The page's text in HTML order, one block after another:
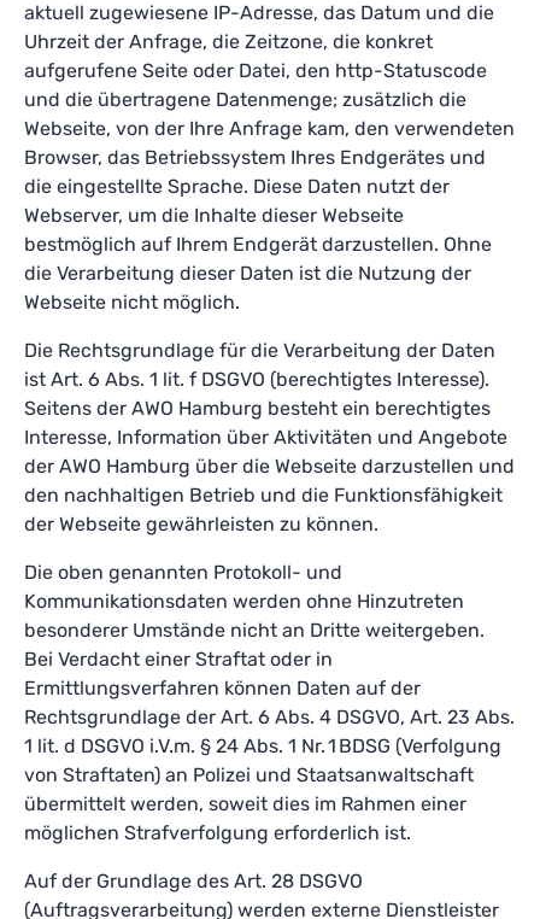
aktuell zugewiesene IP-Adresse, das Datum und die
Uhrzeit der Anfrage, die Zeitzone, die konkret
aufgerufene Seite oder Datei, den http-Statuscode
und die übertragene Datenmenge; zusätzlich die
Webseite, von der Ihre Anfrage kam, den verwendeten
Browser, das Betriebssystem Ihres Endgerätes und
die eingestellte Sprache. Diese Daten nutzt der
Webserver, um die Inhalte dieser Webseite
bestmöglich auf Ihrem Endgerät darzustellen. Ohne
die Verarbeitung dieser Daten ist die Nutzung der
Webseite nicht möglich.
Die Rechtsgrundlage für die Verarbeitung der Daten
ist Art. 6 Abs. 1 lit. f DSGVO (berechtigtes Interesse).
Seitens der AWO Hamburg besteht ein berechtigtes
Interesse, Information über Aktivitäten und Angebote
der AWO Hamburg über die Webseite darzustellen und
den nachhaltigen Betrieb und die Funktionsfähigkeit
der Webseite gewährleisten zu können.
Die oben genannten Protokoll- und
Kommunikationsdaten werden ohne Hinzutreten
besonderer Umstände nicht an Dritte weitergeben.
Bei Verdacht einer Straftat oder in
Ermittlungsverfahren können Daten auf der
Rechtsgrundlage der Art. 6 Abs. 4 DSGVO, Art. 23 Abs.
1 lit. d DSGVO i.V.m. § 24 Abs. 1 Nr. 1 BDSG (Verfolgung
von Straftaten) an Polizei und Staatsanwaltschaft
übermittelt werden, soweit dies im Rahmen einer
möglichen Strafverfolgung erforderlich ist.
Auf der Grundlage des Art. 28 DSGVO
(Auftragsverarbeitung) werden externe Dienstleister